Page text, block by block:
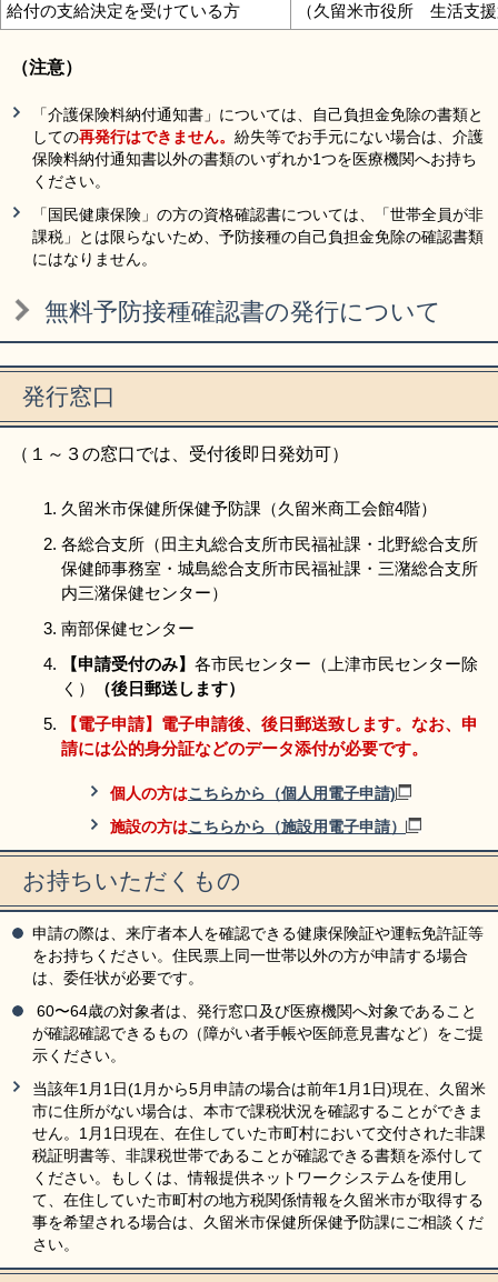
給付の支給決定を受けている方
（久留米市役所 生活支
（注意）
「介護保険料納付通知書」については、自己負担金免除の書類と
しての再発行はできません。 紛失等でお手元にない場合は、介護
保険料納付通知書以外の書類のいずれか1つを医療機関へお持ち
ください。
「国民健康保険」の方の資格確認書については、「世帯全員が非
課税」とは限らないため、予防接種の自己負担金免除の確認書類
にはなりません。
無料予防接種確認書の発行について
発行窓口
（１～３の窓口では、受付後即日発効可）
久留米市保健所保健予防課（久留米商工会館4階）
各総合支所（田主丸総合支所市民福祉課・北野総合支所
保健師事務室・城島総合支所市民福祉課・三潴総合支所
内三潴保健センター）
南部保健センター
【申請受付のみ】 各市民センター（上津市民センター除
く）
（後日郵送します）
【電子申請】電子申請後、後日郵送致します。なお、申
請には公的身分証などのデータ添付が必要です。
​個人の方はこちらから（個人用電子申請)
施設の方はこちらから（施設用電子申請）
お持ちいただくもの
申請の際は、来庁者本人を確認できる健康保険証や運転免許証等
をお持ちください。住民票上同一世帯以外の方が申請する場合
は、委任状が必要です。
60〜64歳の対象者は、発行窓口及び医療機関へ対象であること
が確認確認できるもの（障がい者手帳や医師意見書など）をご提
示ください。
当該年1月1日(1月から5月申請の場合は前年1月1日)現在、久留米
市に住所がない場合は、本市で課税状況を確認することができま
せん。1月1日現在、在住していた市町村において交付された非課
税証明書等、非課税世帯であることが確認できる書類を添付して
ください。もしくは、情報提供ネットワークシステムを使用し
て、在住していた市町村の地方税関係情報を久留米市が取得する
事を希望される場合は、久留米市保健所保健予防課にご相談くだ
さい。